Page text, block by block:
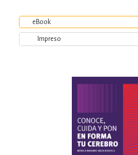
eBook
Impreso